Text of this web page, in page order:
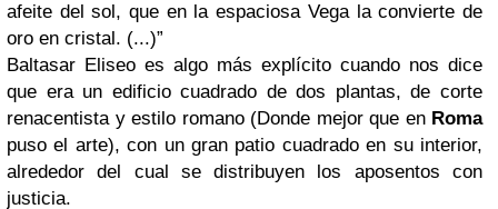
afeite del sol, que en la espaciosa Vega la convierte de
oro en cristal. (...)”
Baltasar Eliseo es algo más explícito cuando nos dice
que era un edificio cuadrado de dos plantas, de corte
renacentista y estilo romano (Donde mejor que en Roma
puso el arte), con un gran patio cuadrado en su interior,
alrededor del cual se distribuyen los aposentos con
justicia.